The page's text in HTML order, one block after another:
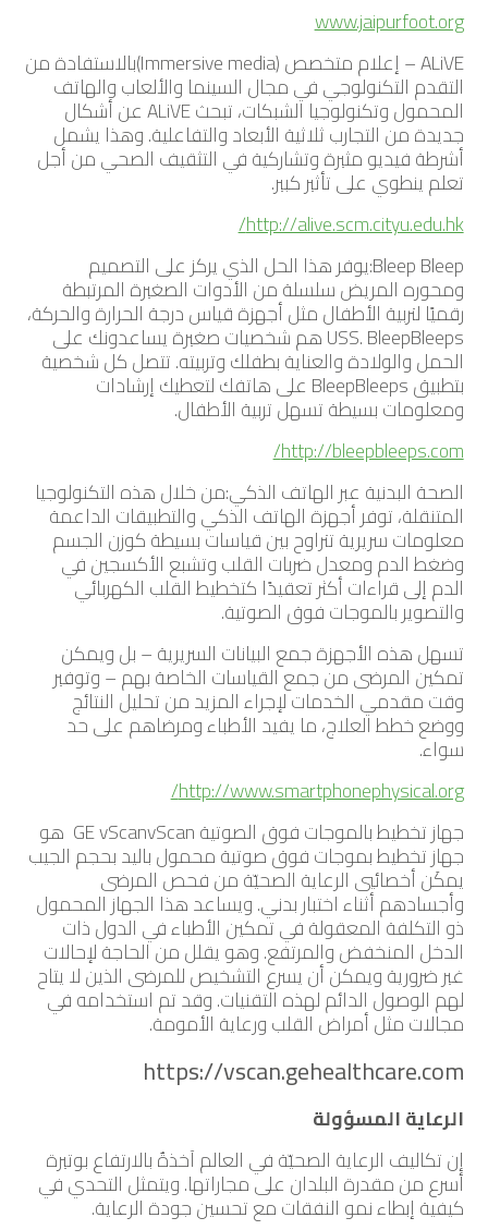
www.jaipurfoot.org
ALiVE – إعلام متخصص (Immersive media)بالاستفادة من
التقدم التكنولوجي في مجال السينما والألعاب والهاتف
المحمول وتكنولوجيا الشبكات، تبحث ALiVE عن أشكال
جديدة من التجارب ثلاثية الأبعاد والتفاعلية. وهذا يشمل
أشرطة فيديو مثيرة وتشاركية في التثقيف الصحي من أجل
تعلم ينطوي على تأثير كبير.
http://alive.scm.cityu.edu.hk/
Bleep Bleep:يوفر هذا الحل الذي يركز على التصميم
ومحوره المريض سلسلة من الأدوات الصغيرة المرتبطة
رقميًا لتربية الأطفال مثل أجهزة قياس درجة الحرارة والحركة،
USS. BleepBleeps هم شخصيات صغيرة يساعدونك على
الحمل والولادة والعناية بطفلك وتربيته. تتصل كل شخصية
بتطبيق BleepBleeps على هاتفك لتعطيك إرشادات
ومعلومات بسيطة تسهل تربية الأطفال.
http://bleepbleeps.com/
الصحة البدنية عبر الهاتف الذكي:من خلال هذه التكنولوجيا
المتنقلة، توفر أجهزة الهاتف الذكي والتطبيقات الداعمة
معلومات سريرية تتراوح بين قياسات بسيطة كوزن الجسم
وضغط الدم ومعدل ضربات القلب وتشبع الأكسجين في
الدم إلى قراءات أكثر تعقيدًا كتخطيط القلب الكهربائي
والتصوير بالموجات فوق الصوتية.
تسهل هذه الأجهزة جمع البيانات السريرية – بل ويمكن
تمكين المرضى من جمع القياسات الخاصة بهم – وتوفير
وقت مقدمي الخدمات لإجراء المزيد من تحليل النتائج
ووضع خطط العلاج، ما يفيد الأطباء ومرضاهم على حد
سواء.
http://www.smartphonephysical.org/
جهاز تخطيط بالموجات فوق الصوتية GE vScanvScan هو
جهاز تخطيط بموجات فوق صوتية محمول باليد بحجم الجيب
يمكَن أخصائيي الرعاية الصحيّة من فحص المرضى
وأجسادهم أثناء اختبار بدني. ويساعد هذا الجهاز المحمول
ذو التكلفة المعقولة في تمكين الأطباء في الدول ذات
الدخل المنخفض والمرتفع. وهو يقلل من الحاجة لإحالات
غير ضرورية ويمكن أن يسرع التشخيص للمرضى الذين لا يتاح
لهم الوصول الدائم لهذه التقنيات. وقد تم استخدامه في
مجالات مثل أمراض القلب ورعاية الأمومة.
https://vscan.gehealthcare.com
الرعاية المسؤولة
إن تكاليف الرعاية الصحيّة في العالم آخذةٌ بالارتفاع بوتيرة
أسرع من مقدرة البلدان على مجاراتها. ويتمثل التحدي في
كيفية إبطاء نمو النفقات مع تحسين جودة الرعاية.